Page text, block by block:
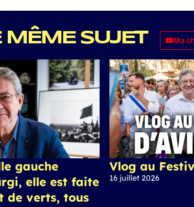
MÊME SUJET Ma
gauche
elle est faite
de verts, tous
Vlog au
16 juillet 2026